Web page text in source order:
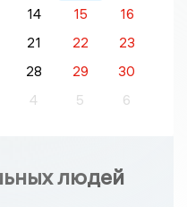
14 15
16
21 22
23
28 29
30
4 5 6
людей